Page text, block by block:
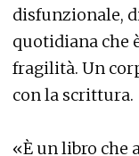
disfunzionale,
quotidiana che
fragilità. Un
con la scrittura.
«È un libro che